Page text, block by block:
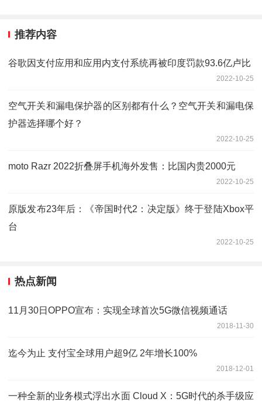
推荐内容
谷歌因支付应用和应用内支付系统再被印度罚款93.6亿卢比
2022-10-25
空气开关和漏电保护器的区别都有什么？空气开关和漏电保
护器选择哪个好？
2022-10-25
moto Razr 2022折叠屏手机海外发售：比国内贵2000元
2022-10-25
原版发布23年后：《帝国时代2：决定版》终于登陆Xbox平
台
2022-10-25
热点新闻
11月30日OPPO宣布：实现全球首次5G微信视频通话
2018-11-30
迄今为止 支付宝全球用户超9亿 2年增长100%
2018-12-01
一种全新的业务模式浮出水面 Cloud X：5G时代的杀手级应